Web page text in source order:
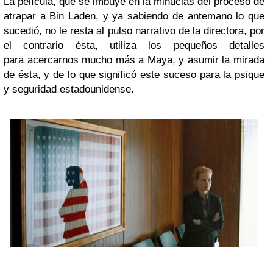
atrapar a Bin Laden, y ya sabiendo de antemano lo que
sucedió, no le resta al pulso narrativo de la directora, por
el contrario ésta, utiliza los pequeños detalles
para acercarnos mucho más a Maya, y asumir la mirada
de ésta, y de lo que significó este suceso para la psique
y seguridad estadounidense.